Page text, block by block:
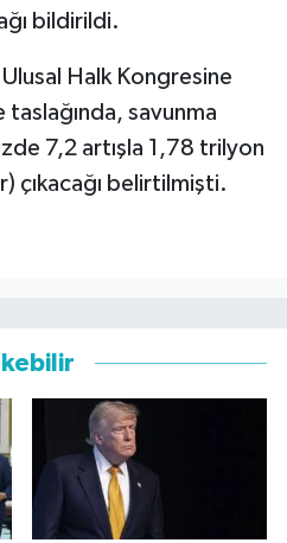
bildirildi.
Ulusal Halk Kongresine
savunma
7,2 artışla 1,78 trilyon
çıkacağı belirtilmişti.